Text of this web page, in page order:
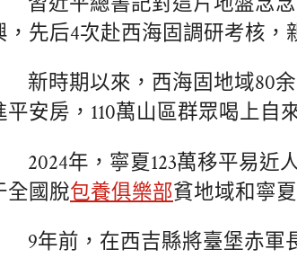
，先后4次赴西海固調研考核，
新時期以來，西海固地域80
平安房，110萬山區群眾喝上自
2024年，寧夏123萬移平易近
全國脫包養俱樂部貧地域和寧
9年前，在西吉縣將臺堡赤